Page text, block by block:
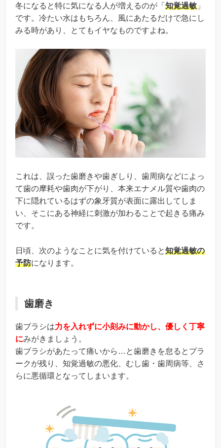
冬になると特に気になる人が増えるのが「 知覚過敏 」
です。冷たい水はもちろん、風にあたるだけで急にし
みる時があり、とてもイヤなものですよね。
これは、誤った歯磨きや歯ぎしり、歯周病などによっ
て歯の摩耗や歯肉が下がり、本来エナメル質や歯肉の
下に隠れているはずの象牙質が表面に露出してしま
い、そこにある神経に刺激が加わることで起きる痛み
です。
日頃、次のようなことに気を付けていると知覚過敏の
予防になります。
歯磨き
歯ブラシは力を入れずに小刻みに動かし、優しく丁寧
にみがきましょう。
歯ブラシがあたって痛いから…と歯磨きを怠るとプラ
ークが残り、知覚過敏の悪化、むし歯・歯周病等、さ
らに悪循環となってしまいます。